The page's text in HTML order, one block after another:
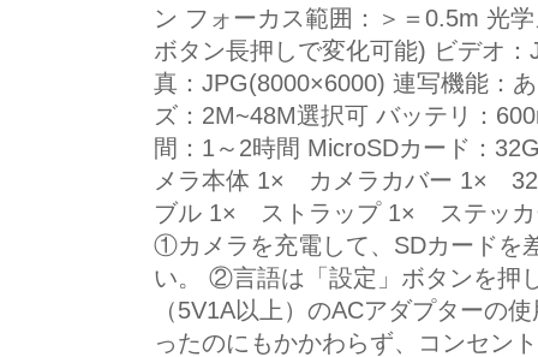
ン フォーカス範囲：＞＝0.5m 光
ボタン長押しで変化可能) ビデオ
真：JPG(8000×6000) 連写機能：
ズ：2M~48M選択可 バッテリ：
間：1～2時間 MicroSDカード：
メラ本体 1× カメラカバー 1×
ブル 1× ストラップ 1× ステッ
①カメラを充電して、SDカードを
い。 ②言語は「設定」ボタンを押
（5V1A以上）のACアダプターの
ったのにもかかわらず、コンセン